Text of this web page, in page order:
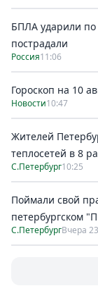
БПЛА ударили по
пострадали
Россия11:06
Гороскоп на 10
Новости10:47
Жителей
теплосетей в 8
С.Петербург10:25
Поймали свой
петербургском
С.ПетербургВчера